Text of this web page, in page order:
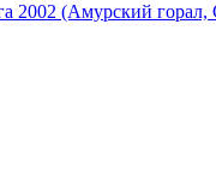
2002 (Амурский горал,